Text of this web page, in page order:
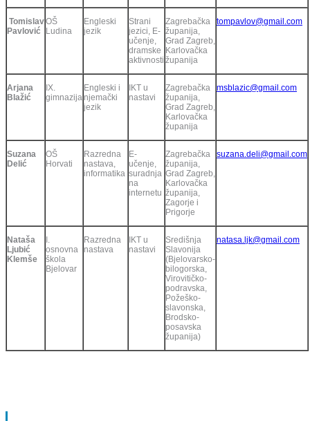
Tomislav
Pavlović
OŠ
Ludina
Engleski
jezik
Strani
jezici, E-
učenje,
dramske
aktivnosti
Zagrebačka
županija,
Grad Zagreb,
Karlovačka
županija
tompavlov@gmail.com
Arjana
Blažić
IX.
gimnazija
Engleski i
njemački
jezik
IKT u
nastavi
Zagrebačka
županija,
Grad Zagreb,
Karlovačka
županija
msblazic@gmail.com
Suzana
Delić
OŠ
Horvati
Razredna
nastava,
informatika
E-
učenje,
suradnja
na
internetu
Zagrebačka
županija,
Grad Zagreb,
Karlovačka
županija,
Zagorje i
Prigorje
suzana.deli@gmail.com
Nataša
Ljubić
Klemše
I.
osnovna
škola
Bjelovar
Razredna
nastava
IKT u
nastavi
Središnja
Slavonija
(Bjelovarsko-
bilogorska,
Virovitičko-
podravska,
Požeško-
slavonska,
Brodsko-
posavska
županija)
natasa.ljk@gmail.com